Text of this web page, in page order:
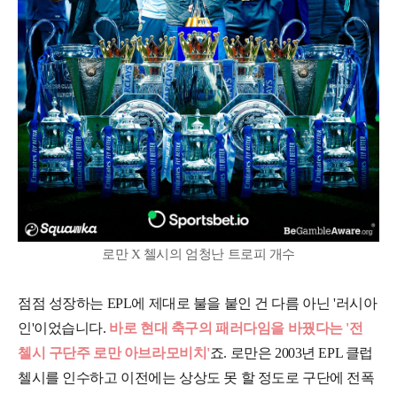
로만 X 첼시의 엄청난 트로피 개수
점점 성장하는 EPL에 제대로 불을 붙인 건 다름 아닌 '러시아
인'이었습니다. 바로 현대 축구의 패러다임을 바꿨다는 '전
첼시 구단주 로만 아브라모비치'죠. 로만은 2003년 EPL 클럽
첼시를 인수하고 이전에는 상상도 못 할 정도로 구단에 전폭